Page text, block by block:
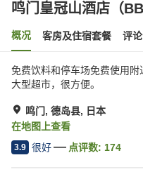
鸣门皇冠山酒店（
概况 客房及住宿套餐 评论
免费饮料和停车场免费使用
大型超市，很方便。
鸣门, 德岛县, 日本
在地图上查看
3.9 很好 点评数: 174